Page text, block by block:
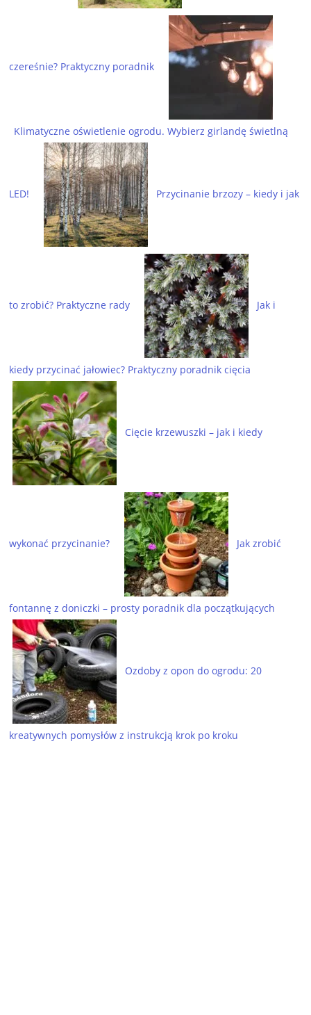
czereśnie? Praktyczny poradnik
Klimatyczne oświetlenie ogrodu. Wybierz girlandę świetlną
LED! Przycinanie brzozy – kiedy i jak
to zrobić? Praktyczne rady Jak i
kiedy przycinać jałowiec? Praktyczny poradnik cięcia
Cięcie krzewuszki – jak i kiedy
wykonać przycinanie? Jak zrobić
fontannę z doniczki – prosty poradnik dla początkujących
Ozdoby z opon do ogrodu: 20
kreatywnych pomysłów z instrukcją krok po kroku